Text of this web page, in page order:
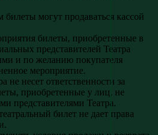
могут продаваться кассой
билеты, приобретенные в
представителей Театра
и по желанию покупателя
мероприятие.
не несет ответственности за
приобретенные у лиц, не
представителями Театра.
билет не дает права